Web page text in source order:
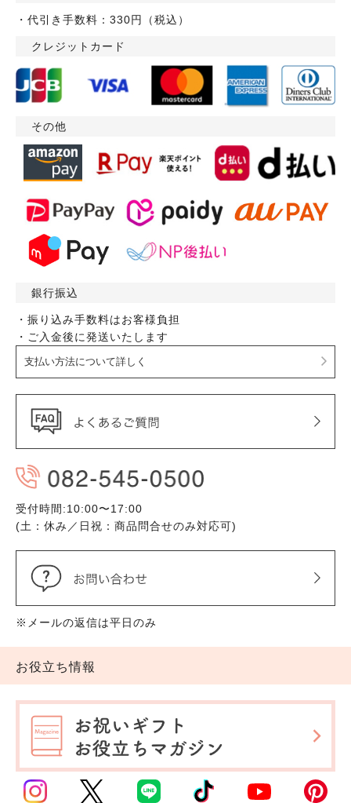
・代引き手数料：330円（税込）
クレジットカード
その他
銀行振込
・振り込み手数料はお客様負担
・ご入金後に発送いたします
支払い方法について詳しく
受付時間:10:00〜17:00
(土：休み／日祝：商品問合せのみ対応可)
※メールの返信は平日のみ
お役立ち情報